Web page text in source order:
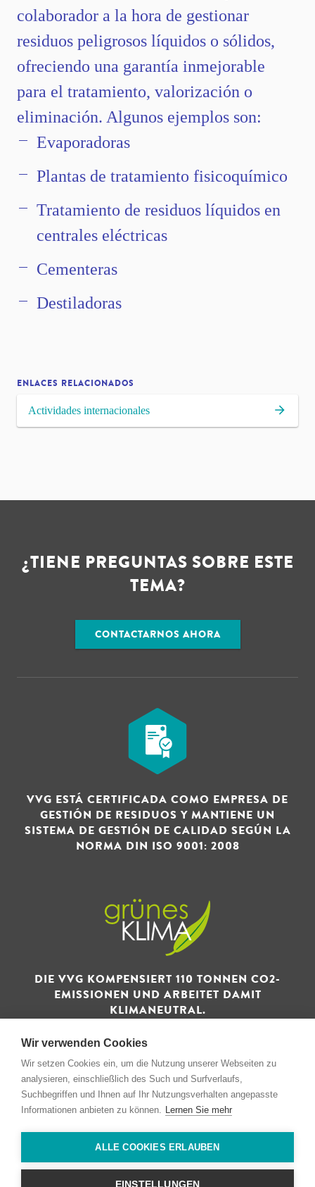
colaborador a la hora de gestionar
residuos peligrosos líquidos o sólidos,
ofreciendo una garantía inmejorable
para el tratamiento, valorización o
eliminación. Algunos ejemplos son:
Evaporadoras
Plantas de tratamiento fisicoquímico
Tratamiento de residuos líquidos en
centrales eléctricas
Cementeras
Destiladoras
ENLACES RELACIONADOS
Actividades internacionales
¿TIENE PREGUNTAS SOBRE ESTE
TEMA?
CONTACTARNOS AHORA
VVG ESTÁ CERTIFICADA COMO EMPRESA DE
GESTIÓN DE RESIDUOS Y MANTIENE UN
SISTEMA DE GESTIÓN DE CALIDAD SEGÚN LA
NORMA DIN ISO 9001: 2008
DIE VVG KOMPENSIERT 110 TONNEN CO2-
EMISSIONEN UND ARBEITET DAMIT
KLIMANEUTRAL.
© 1993 - 2026 Verwertungs- und Vertriebsgesellschaft GmbH
Wir verwenden Cookies
Wir setzen Cookies ein, um die Nutzung unserer Webseiten zu
analysieren, einschließlich des Such und Surfverlaufs,
Suchbegriffen und Ihnen auf Ihr Nutzungsverhalten angepasste
Informationen anbieten zu können. Lernen Sie mehr
ALLE COOKIES ERLAUBEN
EINSTELLUNGEN